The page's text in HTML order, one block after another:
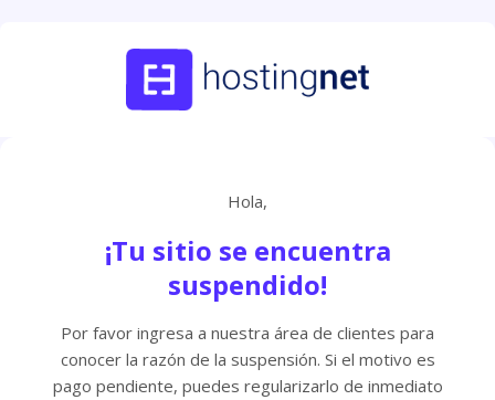
Hola,
¡Tu sitio se encuentra
suspendido!
Por favor ingresa a nuestra área de clientes para
conocer la razón de la suspensión. Si el motivo es
pago pendiente, puedes regularizarlo de inmediato